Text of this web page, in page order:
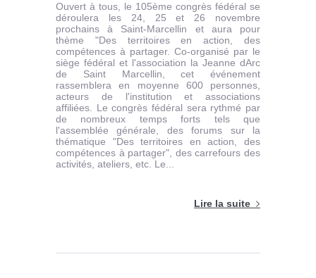
Ouvert à tous, le 105ème congrès fédéral se
déroulera les 24, 25 et 26 novembre
prochains à Saint-Marcellin et aura pour
thème "Des territoires en action, des
compétences à partager. Co-organisé par le
siège fédéral et l'association la Jeanne dArc
de Saint Marcellin, cet événement
rassemblera en moyenne 600 personnes,
acteurs de l'institution et associations
affiliées. Le congrès fédéral sera rythmé par
de nombreux temps forts tels que
l'assemblée générale, des forums sur la
thématique "Des territoires en action, des
compétences à partager", des carrefours des
activités, ateliers, etc. Le...
Lire la suite